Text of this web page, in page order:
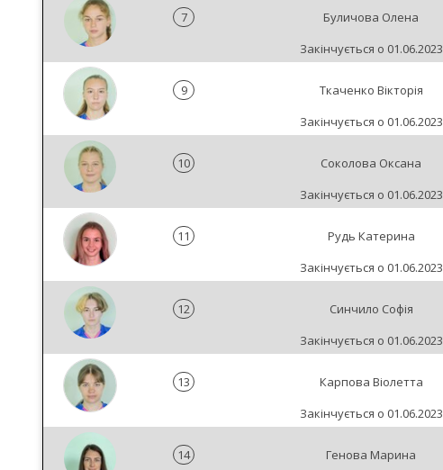
7
Буличова Олена
Закінчується о 01.06.2023
9
Ткаченко Вікторія
Закінчується о 01.06.2023
10
Соколова Оксана
Закінчується о 01.06.2023
11
Рудь Катерина
Закінчується о 01.06.2023
12
Синчило Софія
Закінчується о 01.06.2023
13
Карпова Віолетта
Закінчується о 01.06.2023
14
Генова Марина